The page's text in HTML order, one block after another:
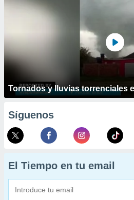
Tornados y lluvias torrenciales
Síguenos
El Tiempo en tu email